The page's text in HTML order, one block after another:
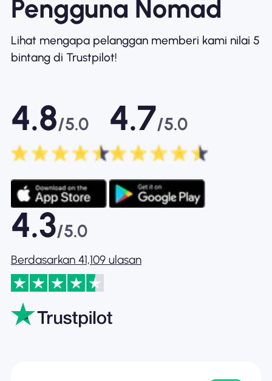
Pengguna Nomad
Lihat mengapa pelanggan memberi kami nilai 5
bintang di Trustpilot!
4.8/5.0 4.7/5.0
4.3/5.0
Berdasarkan 41,109 ulasan